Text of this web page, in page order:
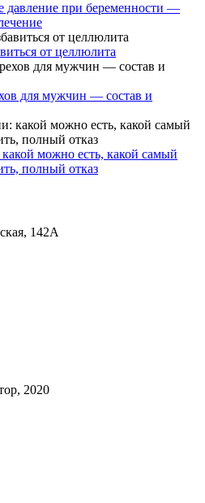
давление при беременности —
от целлюлита
для мужчин — состав и
можно есть, какой самый
полный отказ
142А
2020